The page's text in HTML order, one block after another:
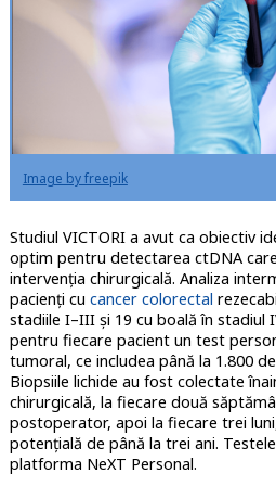
Image by freepik
Studiul VICTORI a avut ca obiectiv
optim pentru detectarea ctDNA
intervenția chirurgicală. Analiza
pacienți cu cancer colorectal
stadiile I–III și 19 cu boală în stadiul
pentru fiecare pacient un test
tumoral, ce includea până la 1.800
Biopsiile lichide au fost colectate
chirurgicală, la fiecare două
postoperator, apoi la fiecare trei
potențială de până la trei ani.
platforma NeXT Personal.